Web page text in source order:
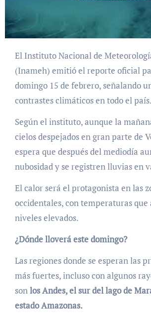
El Instituto Nacional de Meteorología e Hidrología
(Inameh) emitió el reporte oficial
domingo 15 de febrero, señalando
contrastes climáticos en todo el país.
Según el instituto, aunque la
cielos despejados en gran parte de
espera que después del mediodía
nubosidad y se registren lluvias en
El calor será el protagonista en las
occidentales, con temperaturas que
niveles elevados.
¿Dónde lloverá este domingo?
Las regiones donde se esperan las
más fuertes, incluso con algunos
sonlos Andes, el sur del lago de
estado Amazonas.